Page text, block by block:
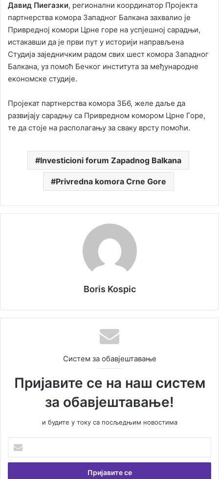
Давид Пиегазки, регионални координатор Пројекта
партнерства комора Западног Балкана захвалио је
Привредној комори Црне горе на успјешној сарадњи,
истакавши да је први пут у историји направљена
Студија заједничким радом свих шест комора Западног
Балкана, уз помоћ Бечког института за међународне
економске студије.
Пројекат партнерства комора ЗБ6, желе даље да
развијају сарадњу са Привредном комором Црне Горе,
те да стоје на располагању за сваку врсту помоћи.
Investicioni forum Zapadnog Balkana
Privredna komora Crne Gore
Boris Kospic
Систем за обавјештавање
Пријавите се на наш систем
за обавјештавање!
и будите у току са посљедњим новостима
Вашу
емаил